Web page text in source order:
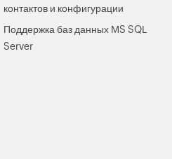
контактов и конфигурации
Поддержка баз данных MS SQL
Server